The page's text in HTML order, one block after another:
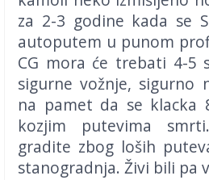
za 2-3 godine kada se
autoputem u punom
CG mora će trebati 4-5
sigurne vožnje, sigurno
na pamet da se klacka
kozjim putevima
gradite zbog loših
stanogradnja. Živi bili pa